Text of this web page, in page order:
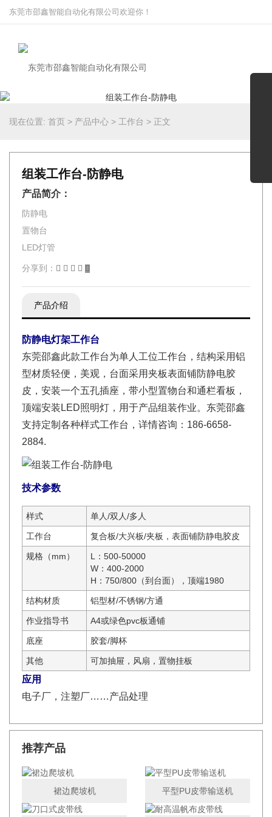
东莞市邵鑫智能自动化有限公司欢迎你！
现在位置: 首页 > 产品中心 > 工作台 > 正文
组装工作台-防静电
产品简介：
防静电
置物台
LED灯管
分享到：
产品介绍
防静电灯架工作台
东莞邵鑫此款工作台为单人工位工作台，结构采用铝
型材质轻便，美观，台面采用夹板表面铺防静电胶
皮，安装一个五孔插座，带小型置物台和通栏看板，
顶端安装LED照明灯，用于产品组装作业。东莞邵鑫
支持定制各种样式工作台，详情咨询：186-6658-
2884.
技术参数
样式 单人/双人/多人
工作台 复合板/大兴板/夹板，表面铺防静电胶皮
规格（mm）
L：500-50000
W：400-2000
H：750/800（到台面），顶端1980
结构材质 铝型材/不锈钢/方通
作业指导书 A4或绿色pvc板通铺
底座 胶套/脚杯
其他 可加抽屉，风扇，置物挂板
应用
电子厂，注塑厂……产品处理
推荐产品
裙边爬坡机 平型PU皮带输送机